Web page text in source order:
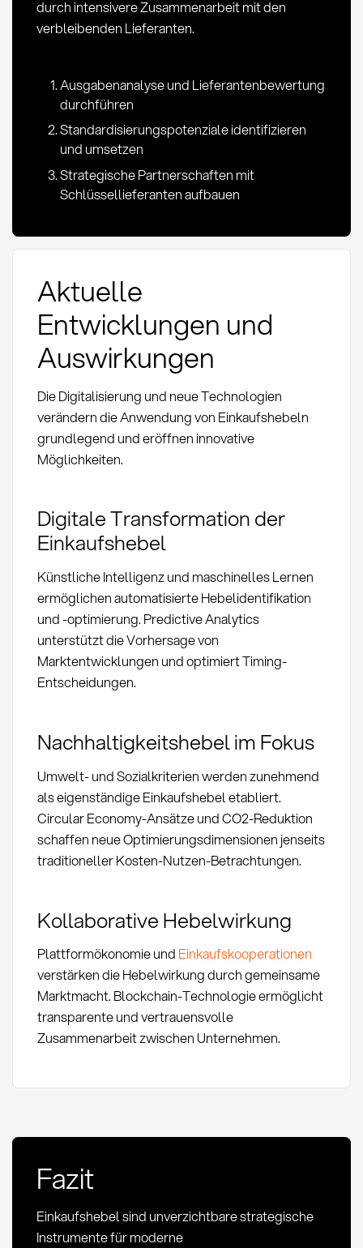
durch intensivere Zusammenarbeit mit den
verbleibenden Lieferanten.
Ausgabenanalyse und Lieferantenbewertung
durchführen
Standardisierungspotenziale identifizieren
und umsetzen
Strategische Partnerschaften mit
Schlüssellieferanten aufbauen
Aktuelle
Entwicklungen und
Auswirkungen
Die Digitalisierung und neue Technologien
verändern die Anwendung von Einkaufshebeln
grundlegend und eröffnen innovative
Möglichkeiten.
Digitale Transformation der
Einkaufshebel
Künstliche Intelligenz und maschinelles Lernen
ermöglichen automatisierte Hebelidentifikation
und -optimierung. Predictive Analytics
unterstützt die Vorhersage von
Marktentwicklungen und optimiert Timing-
Entscheidungen.
Nachhaltigkeitshebel im Fokus
Umwelt- und Sozialkriterien werden zunehmend
als eigenständige Einkaufshebel etabliert.
Circular Economy-Ansätze und CO2-Reduktion
schaffen neue Optimierungsdimensionen jenseits
traditioneller Kosten-Nutzen-Betrachtungen.
Kollaborative Hebelwirkung
Plattformökonomie und Einkaufskooperationen
verstärken die Hebelwirkung durch gemeinsame
Marktmacht. Blockchain-Technologie ermöglicht
transparente und vertrauensvolle
Zusammenarbeit zwischen Unternehmen.
Fazit
Einkaufshebel sind unverzichtbare strategische
Instrumente für moderne